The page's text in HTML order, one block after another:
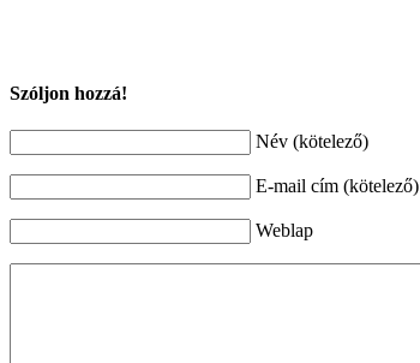
Szóljon hozzá!
Név (kötelező)
E-mail cím (kötelező)
Weblap